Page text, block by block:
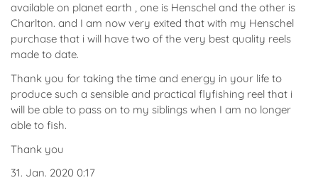
available on planet earth , one is Henschel and the other is
Charlton. and I am now very exited that with my Henschel
purchase that i will have two of the very best quality reels
made to date.
Thank you for taking the time and energy in your life to
produce such a sensible and practical flyfishing reel that i
will be able to pass on to my siblings when I am no longer
able to fish.
Thank you
31. Jan. 2020 0:17